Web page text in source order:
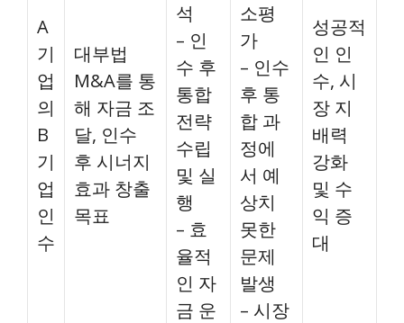
A
기
업
의
B
기
업
인
수
대부법
M&A를 통
해 자금 조
달, 인수
후 시너지
효과 창출
목표
석
– 인
수 후
통합
전략
수립
및 실
행
– 효
율적
인 자
금 운
소평
가
– 인수
후 통
합 과
정에
서 예
상치
못한
문제
발생
– 시장
성공적
인 인
수, 시
장 지
배력
강화
및 수
익 증
대